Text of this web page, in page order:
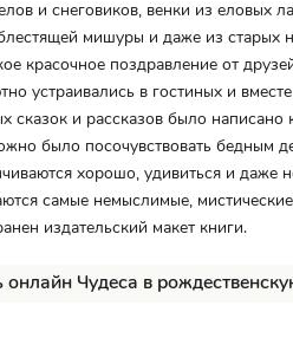
и снеговиков, венки из еловых
мишуры и даже из старых
красочное поздравление от
устраивались в гостиных и
сказок и рассказов было
было посочувствовать бедным
хорошо, удивиться и даже
самые немыслимые,
издательский макет книги.
онлайн Чудеса в